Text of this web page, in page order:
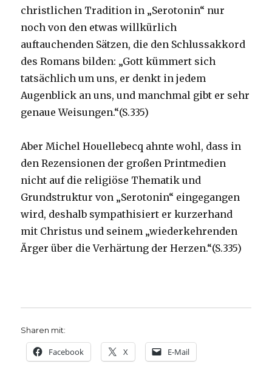
christlichen Tradition in „Serotonin“ nur
noch von den etwas willkürlich
auftauchenden Sätzen, die den Schlussakkord
des Romans bilden: „Gott kümmert sich
tatsächlich um uns, er denkt in jedem
Augenblick an uns, und manchmal gibt er sehr
genaue Weisungen.“(S.335)
Aber Michel Houellebecq ahnte wohl, dass in
den Rezensionen der großen Printmedien
nicht auf die religiöse Thematik und
Grundstruktur von „Serotonin“ eingegangen
wird, deshalb sympathisiert er kurzerhand
mit Christus und seinem „wiederkehrenden
Ärger über die Verhärtung der Herzen.“(S.335)
Sharen mit:
Facebook X E-Mail